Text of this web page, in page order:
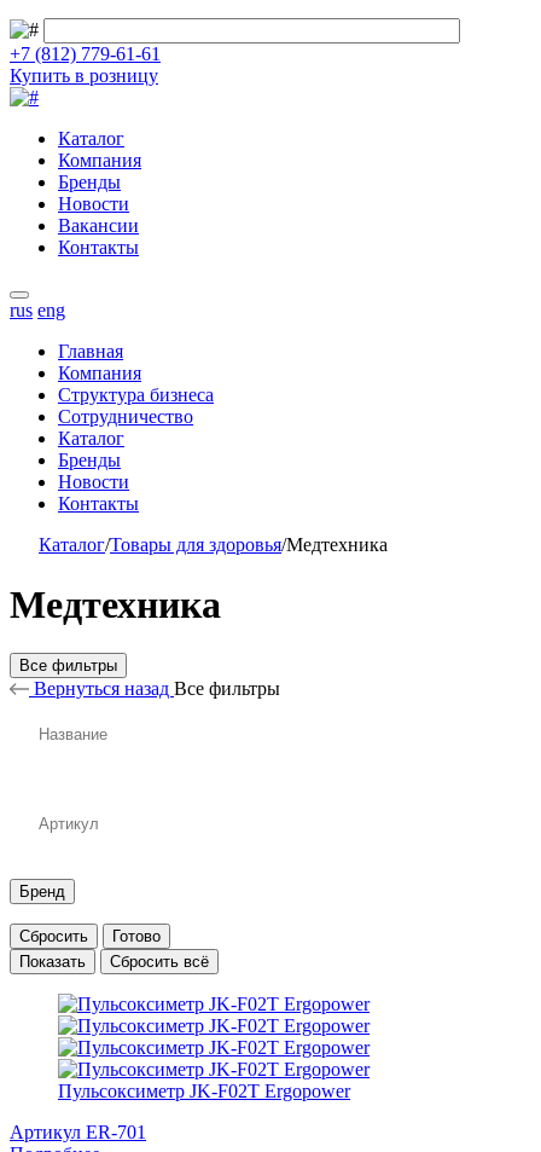
+7 (812) 779-61-61
Купить в розницу
Каталог
Компания
Бренды
Новости
Вакансии
Контакты
rus eng
Главная
Компания
Структура бизнеса
Сотрудничество
Каталог
Бренды
Новости
Контакты
Каталог/Товары для здоровья/Медтехника
Медтехника
Все фильтры
Вернуться назад Все фильтры
Бренд
Сбросить
Готово
Показать
Сбросить всё
Пульсоксиметр JK-F02T Ergopower
Артикул ER-701